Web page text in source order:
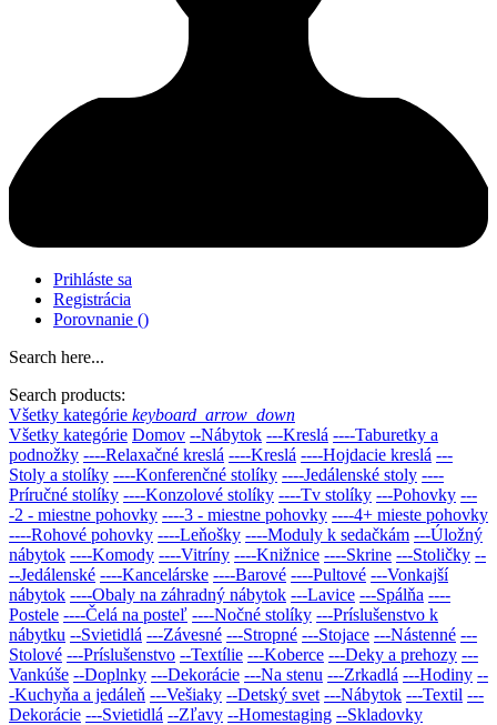
Prihláste sa
Registrácia
Porovnanie ()
Search here...
Search products:
Všetky kategórie keyboard_arrow_down
Všetky kategórie Domov --Nábytok ---Kreslá ----Taburetky a
podnožky ----Relaxačné kreslá ----Kreslá ----Hojdacie kreslá ---
Stoly a stolíky ----Konferenčné stolíky ----Jedálenské stoly ----
Príručné stolíky ----Konzolové stolíky ----Tv stolíky ---Pohovky ---
-2 - miestne pohovky ----3 - miestne pohovky ----4+ mieste pohovky
----Rohové pohovky ----Leňošky ----Moduly k sedačkám ---Úložný
nábytok ----Komody ----Vitríny ----Knižnice ----Skrine ---Stoličky --
--Jedálenské ----Kancelárske ----Barové ----Pultové ---Vonkajší
nábytok ----Obaly na záhradný nábytok ---Lavice ---Spálňa ----
Postele ----Čelá na posteľ ----Nočné stolíky ---Príslušenstvo k
nábytku --Svietidlá ---Závesné ---Stropné ---Stojace ---Nástenné ---
Stolové ---Príslušenstvo --Textílie ---Koberce ---Deky a prehozy ---
Vankúše --Doplnky ---Dekorácie ---Na stenu ---Zrkadlá ---Hodiny --
-Kuchyňa a jedáleň ---Vešiaky --Detský svet ---Nábytok ---Textil ---
Dekorácie ---Svietidlá --Zľavy --Homestaging --Skladovky